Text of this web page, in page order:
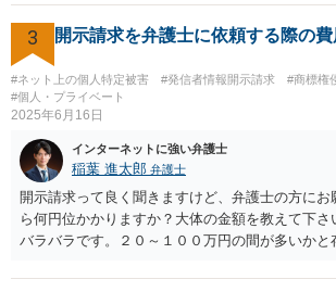
しては少しはっきりしないように思います。 こ
って出るかはこちらに都合よく契約書を解釈し
すが、裁判にもつれ込んだ場合、第三者の目か
が守られないとはっきり言えるのは相手が削除請
上はっきりするとき（例えばYouTubeへの通報な
させた時）となるかも知れません。 以上を前提
は合意に基づく正当な権利だと主張し、相手が反
報・裁判等をしてきたら弁護士に依頼して対応す
す。
3 開示請求を弁護士に依頼する際の
#ネット上の個人特定被害 #発信者情報開示請求
#商標権
#個人・プライベート
2025年6月16日
インターネットに強い弁護士
稲葉 進太郎 弁護士
開示請求って良く聞きますけど、弁護士の方にお
ら何円位かかりますか？大体の金額を教えて下
バラバラです。２０～１００万円の間が多いかと